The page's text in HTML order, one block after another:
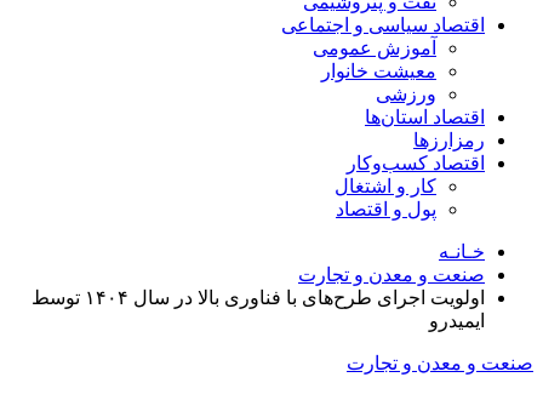
اقتصاد سیاسی و اجتماعی
آموزش عمومی
معیشت خانوار
ورزشی
اقتصاد استان‌ها
رمزارزها
اقتصاد کسب‌و‌کار
کار و اشتغال
پول و اقتصاد
خـانـه
صنعت و معدن و تجارت
اولویت اجرای طرح‌های با فناوری بالا در سال ۱۴۰۴ توسط
ایمیدرو
صنعت و معدن و تجارت